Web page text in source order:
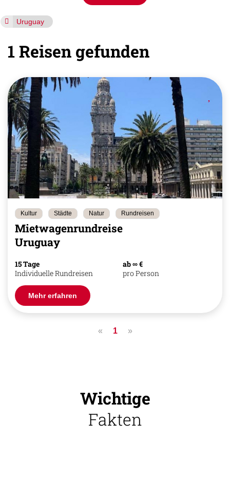
Uruguay
1 Reisen gefunden
Kultur Städte Natur Rundreisen
Mietwagenrundreise
Uruguay
15 Tage
Individuelle Rundreisen
ab ∞ €
pro Person
Mehr erfahren
« 1 »
Wichtige
Fakten